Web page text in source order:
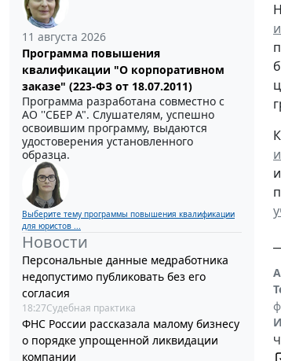
11 августа 2026
Программа повышения
квалификации "О корпоративном
заказе" (223-ФЗ от 18.07.2011)
Программа разработана совместно с
АО ''СБЕР А". Слушателям, успешно
освоившим программу, выдаются
удостоверения установленного
образца.
Выберите тему программы повышения квалификации
для юристов ...
Новости
Персональные данные медработника
недопустимо публиковать без его
согласия
18:27Судебная практика
ФНС России рассказала малому бизнесу
о порядке упрощенной ликвидации
компании